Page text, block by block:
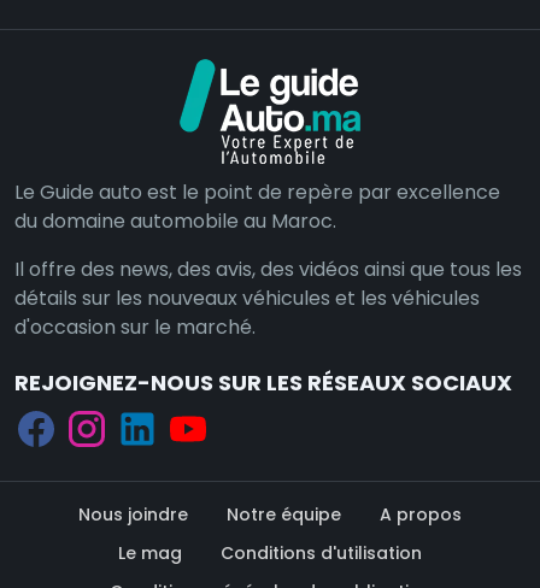
Le Guide auto est le point de repère par excellence
du domaine automobile au Maroc.
Il offre des news, des avis, des vidéos ainsi que tous les
détails sur les nouveaux véhicules et les véhicules
d'occasion sur le marché.
REJOIGNEZ-NOUS SUR LES RÉSEAUX SOCIAUX
Nous joindre Notre équipe
A propos
Le mag
Conditions d'utilisation